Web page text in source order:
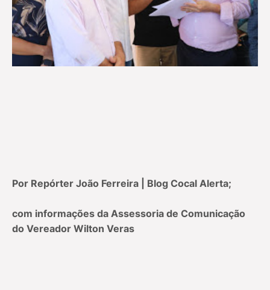
Por Repórter João Ferreira | Blog Cocal Alerta;
com informações da Assessoria de Comunicação
do Vereador Wilton Veras